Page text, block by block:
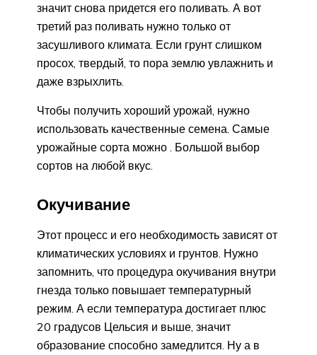
значит снова придется его поливать. А вот
третий раз поливать нужно только от
засушливого климата. Если грунт слишком
просох, твердый, то пора землю увлажнить и
даже взрыхлить.
Чтобы получить хороший урожай, нужно
использовать качественные семена. Самые
урожайные сорта можно . Большой выбор
сортов на любой вкус.
Окучивание
Этот процесс и его необходимость зависят от
климатических условиях и грунтов. Нужно
запомнить, что процедура окучивания внутри
гнезда только повышает температурный
режим. А если температура достигает плюс
20 градусов Цельсия и выше, значит
образование способно замедлится. Ну а в